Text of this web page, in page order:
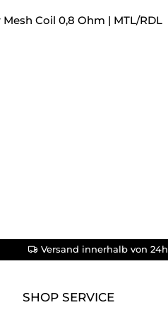
Coil 0,8 Ohm | MTL/RDL
Versand innerhalb von 24h
SHOP SERVICE